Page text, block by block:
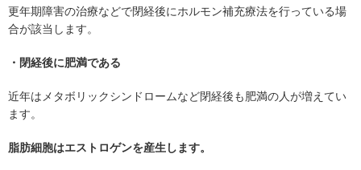
更年期障害の治療などで閉経後にホルモン補充療法を行っている場
合が該当します。
・閉経後に肥満である
近年はメタボリックシンドロームなど閉経後も肥満の人が増えてい
ます。
脂肪細胞はエストロゲンを産生します。